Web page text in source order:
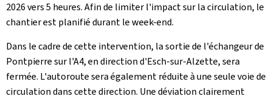
2026 vers 5 heures. Afin de limiter l'impact sur la circulation, le
chantier est planifié durant le week‑end.
Dans le cadre de cette intervention, la sortie de l'échangeur de
Pontpierre sur l'A4, en direction d'Esch-sur-Alzette, sera
fermée. L'autoroute sera également réduite à une seule voie de
circulation dans cette direction. Une déviation clairement